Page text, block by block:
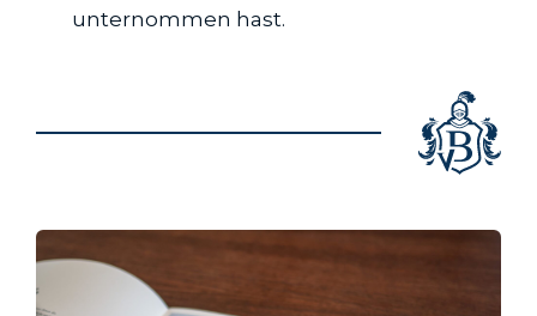
unternommen hast.